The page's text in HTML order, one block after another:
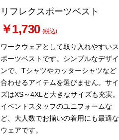
リフレクスポーツベスト
￥1,730 (税込)
ワークウェアとして取り入れやすいス
ポーツベストです。シンプルなデザイ
ンで、Tシャツやカッターシャツなど
合わせるアイテムを選びません。サイ
ズはXS～4XLと大きなサイズも充実。
イベントスタッフのユニフォームな
ど、大人数でお揃いの着用にも最適な
ウェアです。